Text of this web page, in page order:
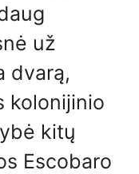
už
dvarą,
kolonijinio
kitų
Escobaro